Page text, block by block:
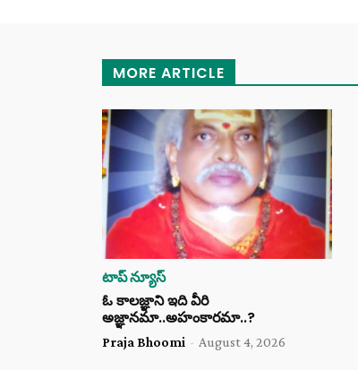
MORE ARTICLE
టాప్ న్యూస్
ఓ కాలజ్ఞాని ఇది వీరి
అజ్ఞానమా..అహంకారమా..?
Praja Bhoomi - August 4, 2026